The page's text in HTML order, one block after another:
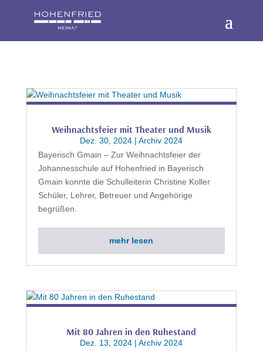
Weihnachtsfeier mit Theater und Musik
Dez. 30, 2024 |Archiv 2024
Bayerisch Gmain – Zur Weihnachtsfeier der
Johannesschule auf Hohenfried in Bayerisch
Gmain konnte die Schulleiterin Christine Koller
Schüler, Lehrer, Betreuer und Angehörige
begrüßen.
mehr lesen
Mit 80 Jahren in den Ruhestand
Dez. 13, 2024 |Archiv 2024